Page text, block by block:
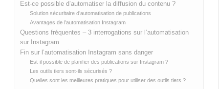
Est-ce possible d’automatiser la diffusion du contenu ?
Solution sécuritaire d’automatisation de publications
Avantages de l’automatisation Instagram
Questions fréquentes – 3 interrogations sur l’automatisation
sur Instagram
Fin sur l’automatisation Instagram sans danger
Est-il possible de planifier des publications sur Instagram ?
Les outils tiers sont-ils sécurisés ?
Quelles sont les meilleures pratiques pour utiliser des outils tiers ?